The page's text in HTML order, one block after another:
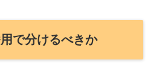
で分けるべきか